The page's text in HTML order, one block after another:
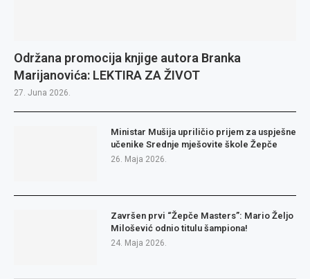
Održana promocija knjige autora Branka
Marijanovića: LEKTIRA ZA ŽIVOT
27. Juna 2026.
Ministar Mušija upriličio prijem za uspješne
učenike Srednje mješovite škole Žepče
26. Maja 2026.
Završen prvi “Žepče Masters”: Mario Željo
Milošević odnio titulu šampiona!
24. Maja 2026.